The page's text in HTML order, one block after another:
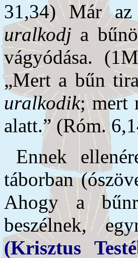
31,34) Már az
uralkodj a
vágyódása.
„Mert a bűn
uralkodik; mert
alatt.” (Róm.
Ennek
táborban
Ahogy a
beszélnek,
(Krisztus